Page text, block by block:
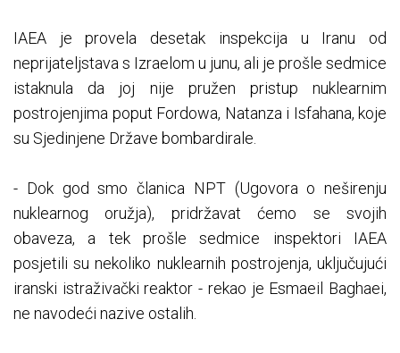
IAEA je provela desetak inspekcija u Iranu od
neprijateljstava s Izraelom u junu, ali je prošle sedmice
istaknula da joj nije pružen pristup nuklearnim
postrojenjima poput Fordowa, Natanza i Isfahana, koje
su Sjedinjene Države bombardirale.
- Dok god smo članica NPT (Ugovora o neširenju
nuklearnog oružja), pridržavat ćemo se svojih
obaveza, a tek prošle sedmice inspektori IAEA
posjetili su nekoliko nuklearnih postrojenja, uključujući
iranski istraživački reaktor - rekao je Esmaeil Baghaei,
ne navodeći nazive ostalih.